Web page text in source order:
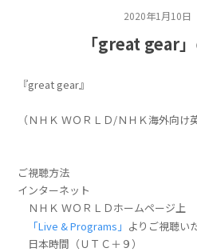
2020年1月10日
「great gear
『great gear』
（ＮＨＫ ＷＯＲＬＤ/ＮＨＫ海外向け
ご視聴方法
インターネット
ＮＨＫ ＷＯＲＬＤホームページ上
「Live & Programs」 よりご視聴い
日本時間（ＵＴＣ＋９）